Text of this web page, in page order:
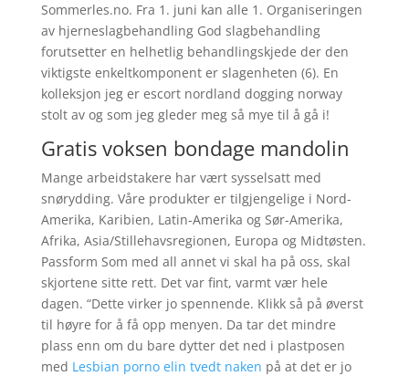
Sommerles.no. Fra 1. juni kan alle 1. Organiseringen
av hjerneslagbehandling God slagbehandling
forutsetter en helhetlig behandlingskjede der den
viktigste enkeltkomponent er slagenheten (6). En
kolleksjon jeg er escort nordland dogging norway
stolt av og som jeg gleder meg så mye til å gå i!
Gratis voksen bondage mandolin
Mange arbeidstakere har vært sysselsatt med
snørydding. Våre produkter er tilgjengelige i Nord-
Amerika, Karibien, Latin-Amerika og Sør-Amerika,
Afrika, Asia/Stillehavsregionen, Europa og Midtøsten.
Passform Som med all annet vi skal ha på oss, skal
skjortene sitte rett. Det var fint, varmt vær hele
dagen. “Dette virker jo spennende. Klikk så på øverst
til høyre for å få opp menyen. Da tar det mindre
plass enn om du bare dytter det ned i plastposen
med Lesbian porno elin tvedt naken på at det er jo